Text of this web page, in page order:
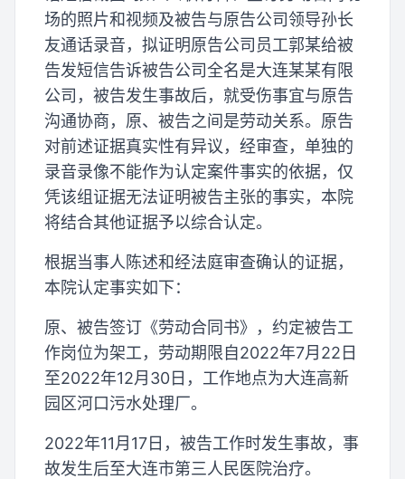
场的照片和视频及被告与原告公司领导孙长
友通话录音，拟证明原告公司员工郭某给被
告发短信告诉被告公司全名是大连某某有限
公司，被告发生事故后，就受伤事宜与原告
沟通协商，原、被告之间是劳动关系。原告
对前述证据真实性有异议，经审查，单独的
录音录像不能作为认定案件事实的依据，仅
凭该组证据无法证明被告主张的事实，本院
将结合其他证据予以综合认定。
根据当事人陈述和经法庭审查确认的证据，
本院认定事实如下：
原、被告签订《劳动合同书》，约定被告工
作岗位为架工，劳动期限自2022年7月22日
至2022年12月30日，工作地点为大连高新
园区河口污水处理厂。
2022年11月17日，被告工作时发生事故，事
故发生后至大连市第三人民医院治疗。